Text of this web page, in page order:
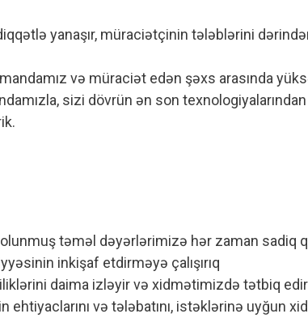
yanaşır, müraciətçinin tələblərini
və müraciət edən şəxs arasında
sizi dövrün ən son
təməl dəyərlərimizə hər zaman sadiq
inkişaf etdirməyə çalışırıq
daima izləyir və xidmətimizdə tətbiq
və tələbatını, istəklərinə uyğun